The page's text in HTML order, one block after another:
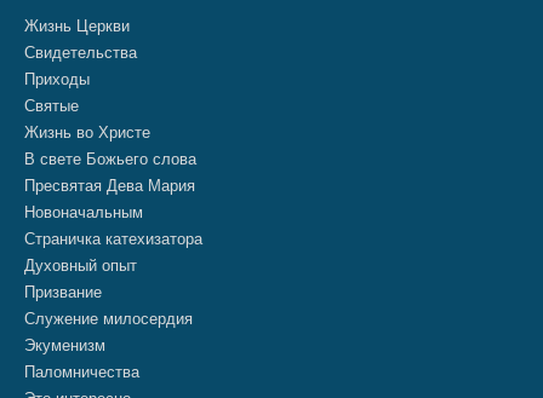
Жизнь Церкви
Свидетельства
Приходы
Святые
Жизнь во Христе
В свете Божьего слова
Пресвятая Дева Мария
Новоначальным
Страничка катехизатора
Духовный опыт
Призвание
Служение милосердия
Экуменизм
Паломничества